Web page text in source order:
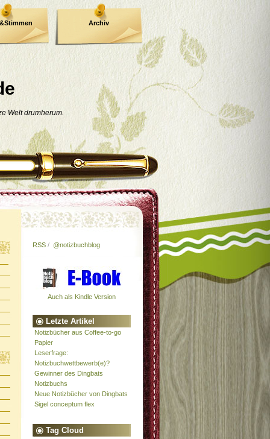
Welt drumherum.
Archiv
RSS / @notizbuchblog
Auch als Kindle Version
Letzte Artikel
Notizbücher aus Coffee-to-go
Papier
Leserfrage:
Notizbuchwettbewerb(e)?
Gewinner des Dingbats
Notizbuchs
Neue Notizbücher von Dingbats
Sigel conceptum flex
Tag Cloud